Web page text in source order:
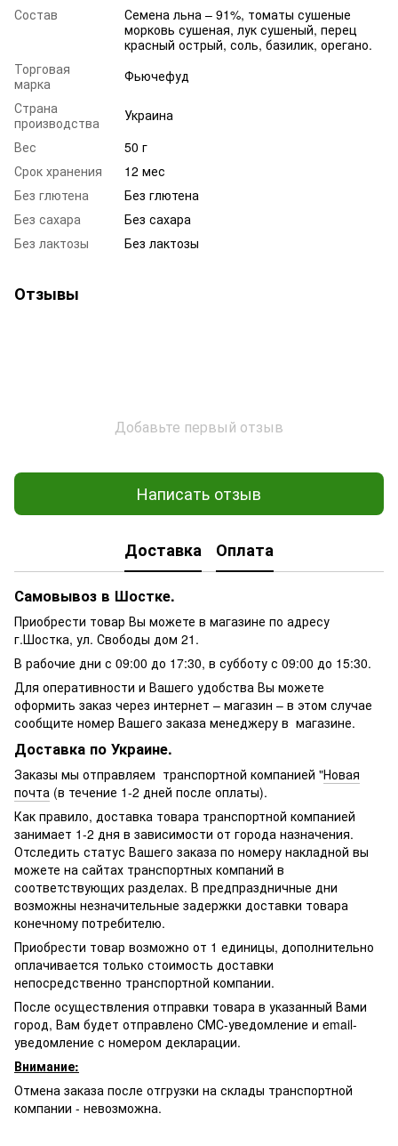
Состав
Семена льна – 91%, томаты сушеные
морковь сушеная, лук сушеный, перец
красный острый, соль, базилик, орегано.
Торговая
марка
Фьючефуд
Страна
производства
Украина
Вес
50 г
Срок хранения
12 мес
Без глютена
Без глютена
Без сахара
Без сахара
Без лактозы
Без лактозы
Отзывы
Добавьте первый отзыв
Написать отзыв
Доставка Оплата
Самовывоз в Шостке.
Приобрести товар Вы можете в магазине по адресу
г.Шостка, ул. Свободы дом 21.
В рабочие дни с 09:00 до 17:30, в субботу с 09:00 до 15:30.
Для оперативности и Вашего удобства Вы можете
оформить заказ через интернет – магазин – в этом случае
сообщите номер Вашего заказа менеджеру в магазине.
Доставка по Украине.
Заказы мы отправляем транспортной компанией "Новая
почта (в течение 1-2 дней после оплаты).
Как правило, доставка товара транспортной компанией
занимает 1-2 дня в зависимости от города назначения.
Отследить статус Вашего заказа по номеру накладной вы
можете на сайтах транспортных компаний в
соответствующих разделах. В предпраздничные дни
возможны незначительные задержки доставки товара
конечному потребителю.
Приобрести товар возможно от 1 единицы, дополнительно
оплачивается только стоимость доставки
непосредственно транспортной компании.
После осуществления отправки товара в указанный Вами
город, Вам будет отправлено СМС-уведомление и email-
уведомление с номером декларации.
Внимание:
Отмена заказа после отгрузки на склады транспортной
компании - невозможна.